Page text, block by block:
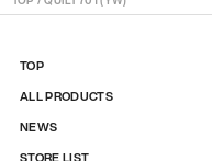
TOP
ALL PRODUCTS
NEWS